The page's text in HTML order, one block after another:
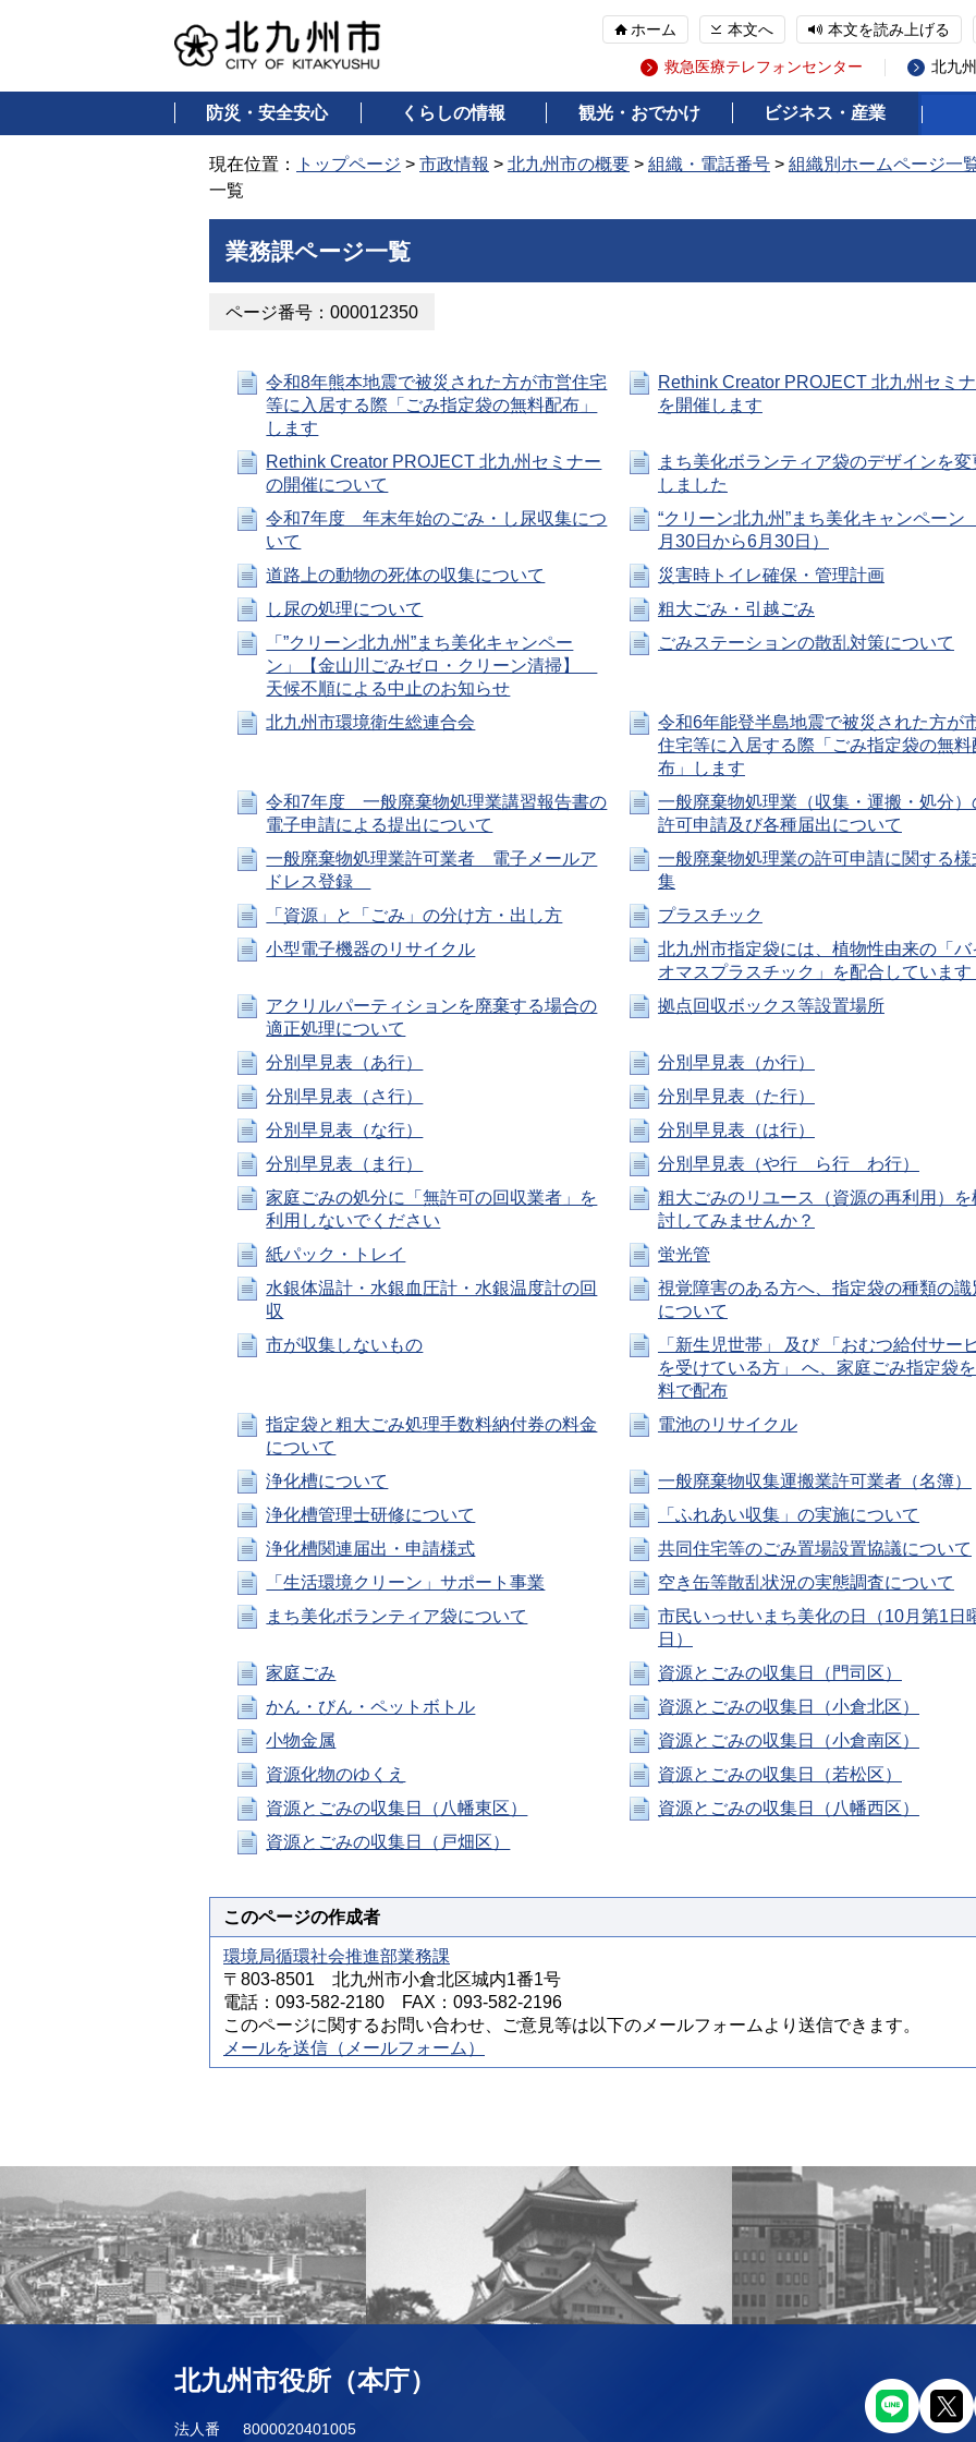
ホーム 本文へ 本文を読み上げる
救急医療テレフォンセンター 北九
防災・安全安心 くらしの情報 観光・おでかけ ビジネス・産業
現在位置： トップページ > 市政情報 > 北九州市の概要 > 組織・電話番号 > 組織別ホームページ一
一覧
業務課ページ一覧
ページ番号：000012350
令和8年熊本地震で被災された方が市営住宅
等に入居する際「ごみ指定袋の無料配布」
します
Rethink Creator PROJECT 北九州セミ
を開催します
Rethink Creator PROJECT 北九州セミナー
の開催について
まち美化ボランティア袋のデザインを変
しました
令和7年度 年末年始のごみ・し尿収集につ
いて
“クリーン北九州”まち美化キャンペーン
月30日から6月30日）
道路上の動物の死体の収集について
災害時トイレ確保・管理計画
し尿の処理について
粗大ごみ・引越ごみ
「”クリーン北九州”まち美化キャンペー
ン」【金山川ごみゼロ・クリーン清掃】
天候不順による中止のお知らせ
ごみステーションの散乱対策について
北九州市環境衛生総連合会
令和6年能登半島地震で被災された方が
住宅等に入居する際「ごみ指定袋の無料
布」します
令和7年度 一般廃棄物処理業講習報告書の
電子申請による提出について
一般廃棄物処理業（収集・運搬・処分）
許可申請及び各種届出について
一般廃棄物処理業許可業者 電子メールア
ドレス登録
一般廃棄物処理業の許可申請に関する様
集
「資源」と「ごみ」の分け方・出し方
プラスチック
小型電子機器のリサイクル
北九州市指定袋には、植物性由来の「バ
オマスプラスチック」を配合しています
アクリルパーティションを廃棄する場合の
適正処理について
拠点回収ボックス等設置場所
分別早見表（あ行）
分別早見表（か行）
分別早見表（さ行）
分別早見表（た行）
分別早見表（な行）
分別早見表（は行）
分別早見表（ま行）
分別早見表（や行 ら行 わ行）
家庭ごみの処分に「無許可の回収業者」を
利用しないでください
粗大ごみのリユース（資源の再利用）を
討してみませんか？
紙パック・トレイ
蛍光管
水銀体温計・水銀血圧計・水銀温度計の回
収
視覚障害のある方へ、指定袋の種類の識
について
市が収集しないもの
「新生児世帯」 及び 「おむつ給付サー
を受けている方」 へ、家庭ごみ指定袋
料で配布
指定袋と粗大ごみ処理手数料納付券の料金
について
電池のリサイクル
浄化槽について
一般廃棄物収集運搬業許可業者（名簿）
浄化槽管理士研修について
「ふれあい収集」の実施について
浄化槽関連届出・申請様式
共同住宅等のごみ置場設置協議について
「生活環境クリーン」サポート事業
空き缶等散乱状況の実態調査について
まち美化ボランティア袋について
市民いっせいまち美化の日（10月第1日
日）
家庭ごみ
資源とごみの収集日（門司区）
かん・びん・ペットボトル
資源とごみの収集日（小倉北区）
小物金属
資源とごみの収集日（小倉南区）
資源化物のゆくえ
資源とごみの収集日（若松区）
資源とごみの収集日（八幡東区）
資源とごみの収集日（八幡西区）
資源とごみの収集日（戸畑区）
このページの作成者
環境局循環社会推進部業務課
〒803-8501 北九州市小倉北区城内1番1号
電話：093-582-2180 FAX：093-582-2196
このページに関するお問い合わせ、ご意見等は以下のメールフォームより送信できます。
メールを送信（メールフォーム）
北九州市役所（本庁）
法人番 8000020401005